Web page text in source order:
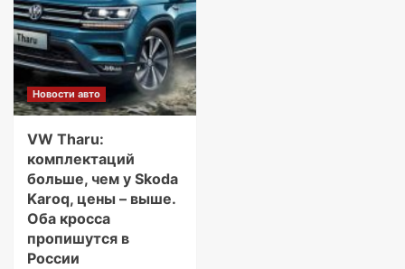
Новости авто
VW Tharu:
комплектаций
больше, чем у Skoda
Karoq, цены – выше.
Оба кросса
пропишутся в
России